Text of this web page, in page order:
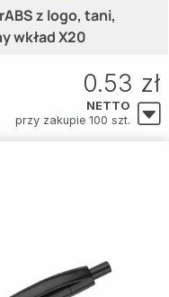
z logo, tani,
wkład X20
0.53 zł
NETTO
przy zakupie 100 szt.